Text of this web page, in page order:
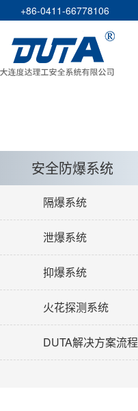
+86-0411-66778106
安全防爆系统
隔爆系统
泄爆系统
抑爆系统
火花探测系统
DUTA解决方案流程